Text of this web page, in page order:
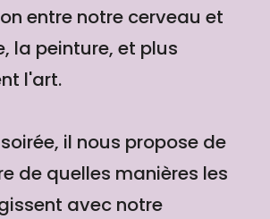
entre notre cerveau et
la peinture, et plus
l'art.
il nous propose de
de quelles manières les
avec notre